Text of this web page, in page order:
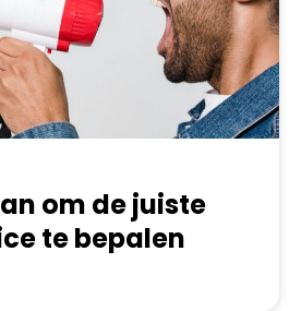
om de juiste
te bepalen